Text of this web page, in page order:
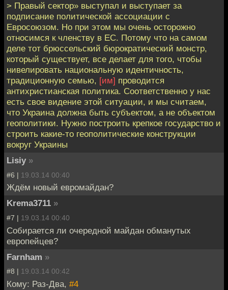
> Правый сектор» выступал и выступает за
подписание политической ассоциации с
Евросоюзом. Но при этом мы очень осторожно
относимся к членству в ЕС. Потому что на самом
деле тот брюссельский бюрократический монстр,
который существует, все делает для того, чтобы
нивелировать национальную идентичность,
традиционную семью, [им] проводится
антихристианская политика. Соответственно у нас
есть свое видение этой ситуации, и мы считаем,
что Украина должна быть субъектом, а не объектом
геополитики. Нужно построить крепкое государство и
строить какие-то геополитические конструкции
вокруг Украины
Lisiy »
#6 | 19.03.14 00:40
Ждём новый евромайдан?
Krema3711 »
#7 | 19.03.14 00:40
Собирается ли очередной майдан обманутых
европейцев?
Farnham »
#8 | 19.03.14 00:42
Кому: Раз-Два, #4